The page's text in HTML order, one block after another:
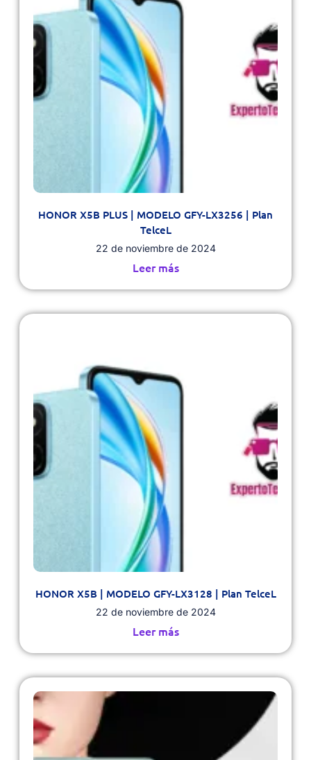
HONOR X5B PLUS | MODELO GFY-LX3256 | Plan
TelceL
22 de noviembre de 2024
Leer más
HONOR X5B | MODELO GFY-LX3128 | Plan TelceL
22 de noviembre de 2024
Leer más